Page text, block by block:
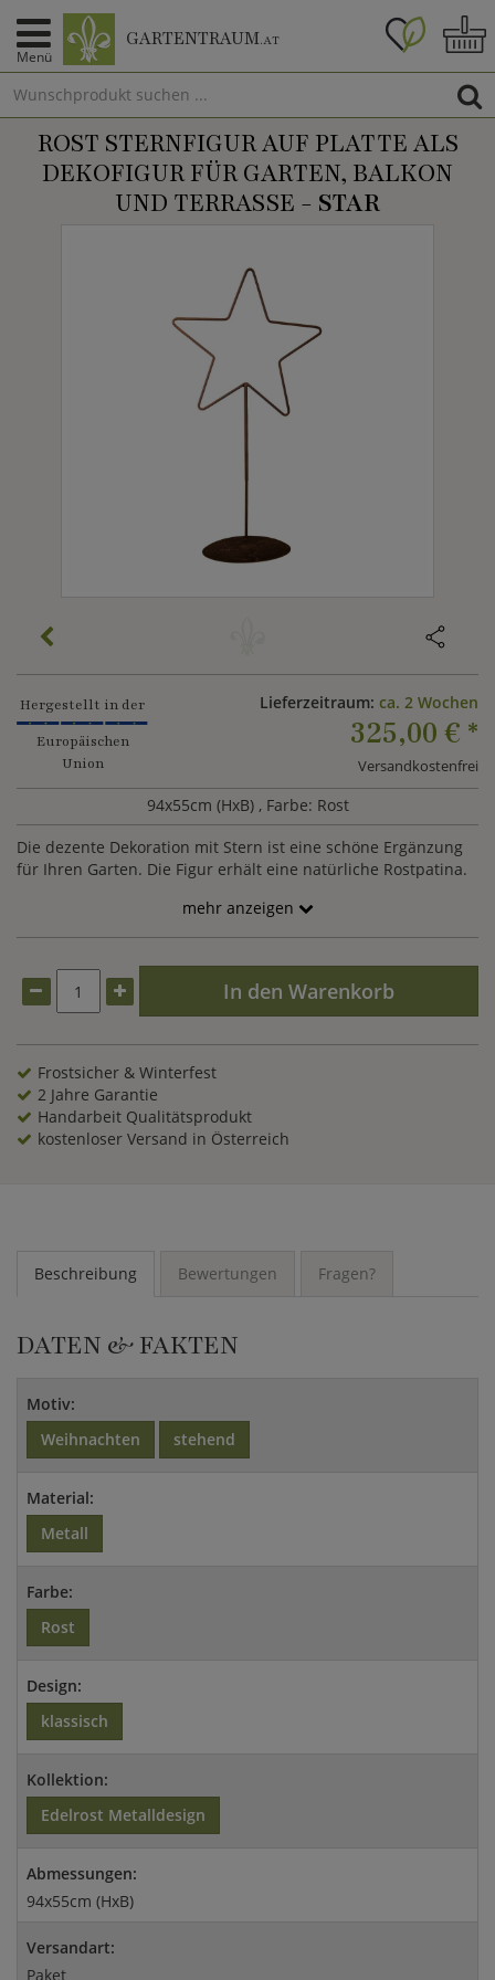
Menü
GARTENTRAUM.AT
ROST STERNFIGUR AUF PLATTE ALS
DEKOFIGUR FÜR GARTEN, BALKON
UND TERRASSE - STAR
Hergestellt in der
Europäischen
Union
Lieferzeitraum: ca. 2 Wochen
325,00 € *
Versandkostenfrei
94x55cm (HxB) , Farbe: Rost
Die dezente Dekoration mit Stern ist eine schöne Ergänzung
für Ihren Garten. Die Figur erhält eine natürliche Rostpatina.
mehr anzeigen
In den Warenkorb
Frostsicher & Winterfest
2 Jahre Garantie
Handarbeit Qualitätsprodukt
kostenloser Versand in Österreich
Beschreibung Bewertungen Fragen?
DATEN & FAKTEN
Motiv:
Weihnachten
stehend
Material:
Metall
Farbe:
Rost
Design:
klassisch
Kollektion:
Edelrost Metalldesign
Abmessungen:
94x55cm (HxB)
Versandart:
Paket